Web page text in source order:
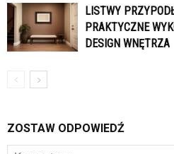
LISTWY
PRAKTYCZNE
DESIGN WNĘTRZA
ZOSTAW ODPOWIEDŹ